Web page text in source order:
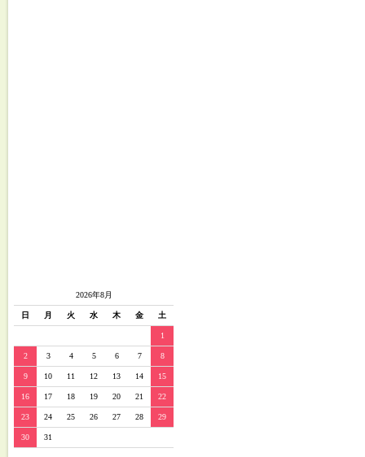
2026年8月
日 月 火 水 木 金 土
1
2 3 4 5 6 7 8
9 10 11 12 13 14 15
16 17 18 19 20 21 22
23 24 25 26 27 28 29
30 31